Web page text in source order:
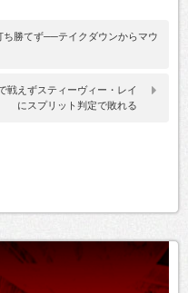
ち勝てず──テイクダウンからマウ
戦えずスティーヴィー・レイ
にスプリット判定で敗れる